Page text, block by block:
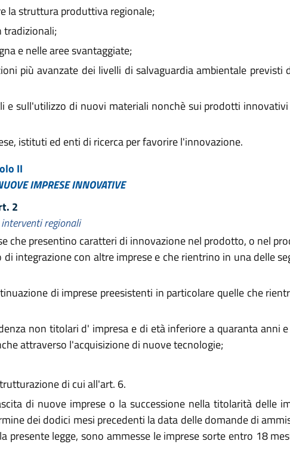
la struttura produttiva regionale;
e nelle aree svantaggiate;
più avanzate dei livelli di salvaguardia ambientale previsti
e sull'utilizzo di nuovi materiali nonchè sui prodotti
istituti ed enti di ricerca per favorire l'innovazione.
II
IMPRESE INNOVATIVE
2
regionali
che presentino caratteri di innovazione nel prodotto, o nel
integrazione con altre imprese e che rientrino in una delle
di imprese preesistenti in particolare quelle che
non titolari d' impresa e di età inferiore a quaranta anni
attraverso l'acquisizione di nuove tecnologie;
di cui all'art. 6.
di nuove imprese o la successione nella titolarità delle
dei dodici mesi precedenti la data delle domande di
legge, sono ammesse le imprese sorte entro 18